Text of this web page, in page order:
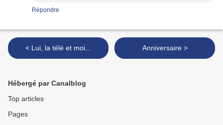
Répondre
< Lui, la télé et moi... Anniversaire >
Hébergé par Canalblog
Top articles
Pages